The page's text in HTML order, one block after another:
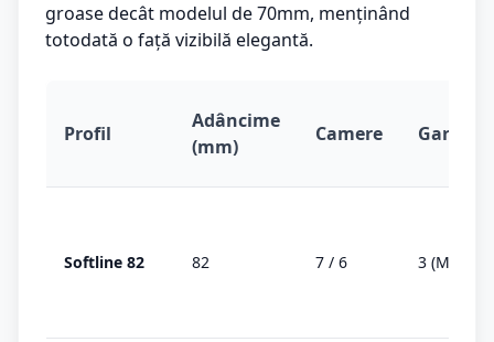
groase decât modelul de 70mm, menținând
totodată o față vizibilă elegantă.
Profil
Adâncime
(mm)
Camere
Softline 82 82 7 / 6 3 (MD)